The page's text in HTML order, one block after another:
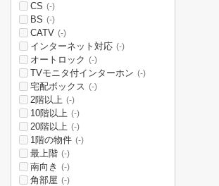
CS (-)
BS (-)
CATV (-)
インターネット対応 (-)
オートロック (-)
TVモニタ付インターホン (-)
宅配ボックス (-)
2階以上 (-)
10階以上 (-)
20階以上 (-)
1階の物件 (-)
最上階 (-)
南向き (-)
角部屋 (-)